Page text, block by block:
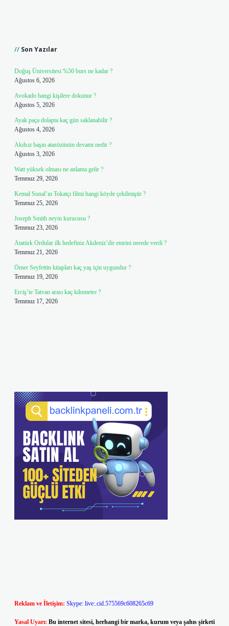
Son Yazılar
Doğuş Üniversitesi %50 burs ne kadar ?
Ağustos 6, 2026
Avokado hangi kişilere dokunur ?
Ağustos 5, 2026
Ayak paça dolapta kaç gün saklanabilir ?
Ağustos 4, 2026
Akılsız başın atasözünün devamı nedir ?
Ağustos 3, 2026
Watt yüksek olması ne anlama gelir ?
Temmuz 29, 2026
Kemal Sunal’ın Tokatçı filmi hangi köyde çekilmiştir ?
Temmuz 25, 2026
Joseph Smith neyin kurucusu ?
Temmuz 23, 2026
Atatürk Ordular ilk hedefiniz Akdeniz’dir emrini nerede verdi ?
Temmuz 21, 2026
Ömer Seyfettin kitapları kaç yaş için uygundur ?
Temmuz 19, 2026
Erciş’te Tatvan arası kaç kilometre ?
Temmuz 17, 2026
Reklam ve İletişim: Skype: live:.cid.575569c608265c69
Yasal Uyarı: Bu internet sitesi, herhangi bir marka, kurum veya şahıs şirketi